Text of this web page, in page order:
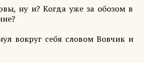
ну и? Когда уже за обозом в
вокруг себя словом Вовчик и